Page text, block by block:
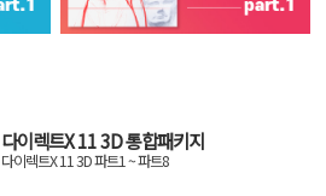
다이렉트X 11 3D 통합패키지
다이렉트X 11 3D 파트1 ~ 파트8